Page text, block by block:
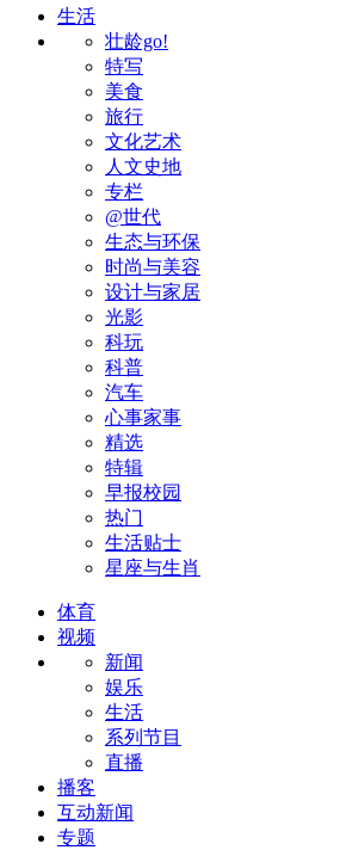
生活
壮龄go!
特写
美食
旅行
文化艺术
人文史地
专栏
@世代
生态与环保
时尚与美容
设计与家居
光影
科玩
科普
汽车
心事家事
精选
特辑
早报校园
热门
生活贴士
星座与生肖
体育
视频
新闻
娱乐
生活
系列节目
直播
播客
互动新闻
专题